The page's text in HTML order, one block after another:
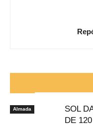
Almada
SOL
DE